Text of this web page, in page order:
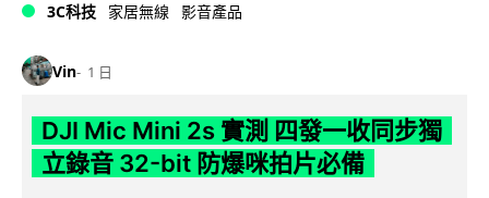
3C科技 家居無線 影音產品
Vin 1 日
DJI Mic Mini 2s 實測 四發一收同步獨
立錄音 32-bit 防爆咪拍片必備